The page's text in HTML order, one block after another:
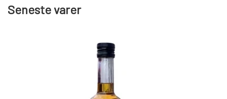
Seneste varer